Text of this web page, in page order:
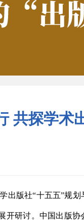
共探学术
出版社“十五五”规
开研讨。中国出版